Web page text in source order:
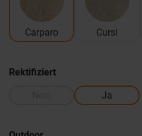
Carparo Cursi
Rektifiziert
Ja